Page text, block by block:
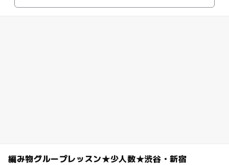
編み物グループレッスン★少人数★渋谷・新宿